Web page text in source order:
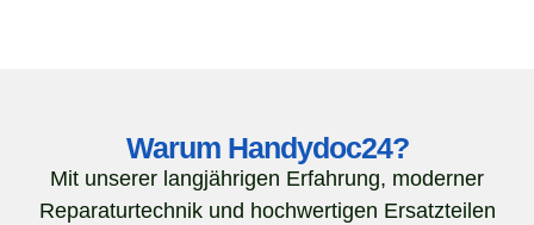
Warum Handydoc24?
Mit unserer langjährigen Erfahrung, moderner
Reparaturtechnik und hochwertigen Ersatzteilen